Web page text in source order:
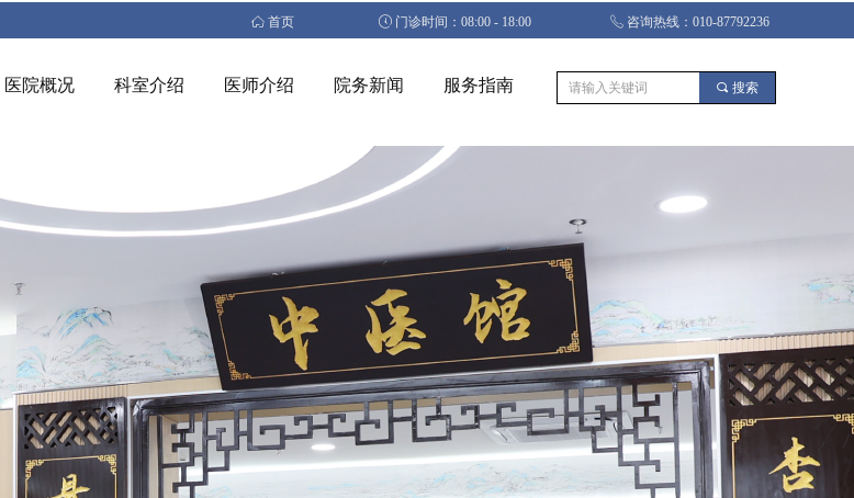
医院概况 科室介绍 医师介绍 院务新闻 服务指南 끠 搜索
ꀇ 首页 ꂂ 门诊时间：08:00 - 18:00 ꂅ 咨询热线：010-87792236